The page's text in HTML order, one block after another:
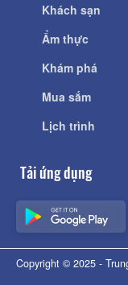
Khách sạn
Ẩm thực
Khám phá
Mua sắm
Lịch trình
Tải ứng dụng
Copyright © 2025 -